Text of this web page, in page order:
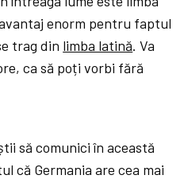
enorm pentru faptul
trag din limba latină. Va
ca să poți vorbi fără
să comunici în această
că Germania are cea mai